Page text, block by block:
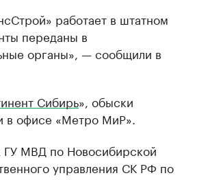
работает в штатном
переданы в
органы», — сообщили в
Сибирь», обыски
в офисе «Метро МиР».
ГУ МВД по Новосибирской
управления СК РФ по